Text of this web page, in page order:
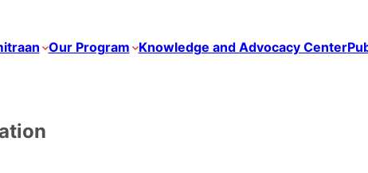
Our Program Knowledge and Advocacy Center